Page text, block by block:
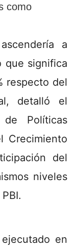
como
a
que significa
respecto del
detalló el
de Políticas
Crecimiento
del
niveles
en